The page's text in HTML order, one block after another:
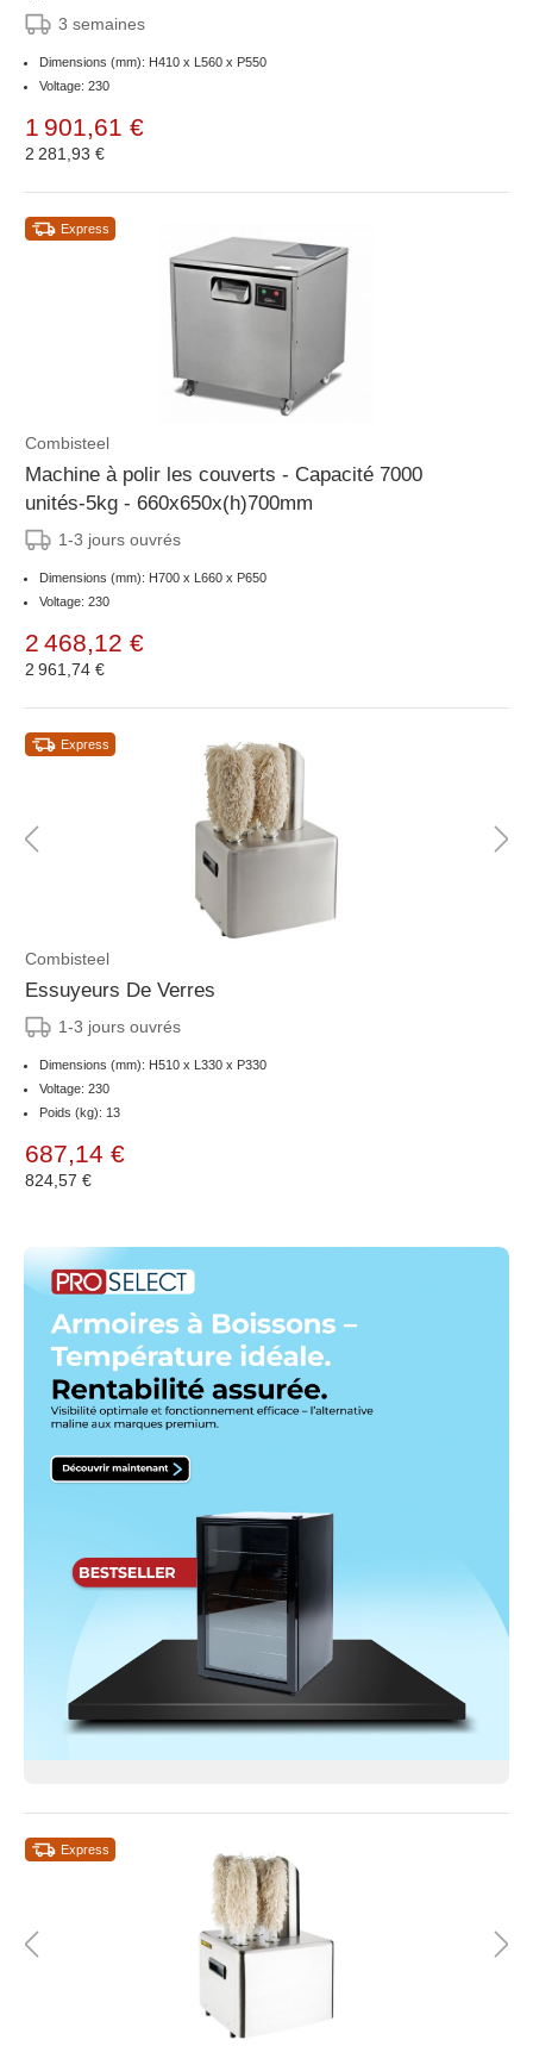
3 semaines
Dimensions (mm): H410 x L560 x P550
Voltage: 230
1 901,61 €
2 281,93 €
Express
Combisteel
Machine à polir les couverts - Capacité 7000
unités-5kg - 660x650x(h)700mm
1-3 jours ouvrés
Dimensions (mm): H700 x L660 x P650
Voltage: 230
2 468,12 €
2 961,74 €
Express
Combisteel
Essuyeurs De Verres
1-3 jours ouvrés
Dimensions (mm): H510 x L330 x P330
Voltage: 230
Poids (kg): 13
687,14 €
824,57 €
Express